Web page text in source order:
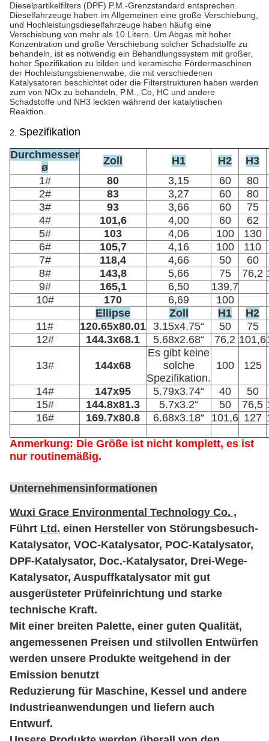
Dieselpartikelfilters (DPF) P.M.-Grenzstandard entsprechen.
Dieselfahrzeuge haben im Allgemeinen eine große Verschiebung,
und Hochleistungsdieselfahrzeuge haben häufig eine
Verschiebung von mehr als 10 Litern. Um Abgas mit hoher
Konzentration und große Verschiebung solcher Schadstoffe zu
behandeln, ist es notwendig ein Behandlungssystem mit großer,
hoher Spezifikation zu bilden und keramische Fördermaschinen
der Hochleistungsbienenwabe, die mit verschiedenen
Katalysatoren beschichtet oder die Filterstrukturen haben werden
zum von NOx zu behandeln, P.M., Co, HC und andere
Schadstoffe und NH3 leckten während der katalytischen
Reaktion.
2. Spezifikation
Durchmesser
ø
Zoll H1 H2
H3
1#
80 3,15 60
80
2#
83 3,27 60
80
3#
93 3,66 60
75
4#
101,6 4,00 60
62
5#
103 4,06 100
130
6#
105,7 4,16 100
110
7#
118,4 4,66 50
60
8#
143,8 5,66 75 76,2
9#
165,1 6,50
139,7
10#
170 6,69
100
Ellipse
Zoll H1
H2
11#
120.65x80.01 3.15x4.75“ 50
75
12#
144.3x68.1 5.68x2.68“ 76,2 101,6
13# 144x68
Es gibt keine
solche
Spezifikation.
100 125
14# 147x95 5.79x3.74“ 40
50
15#
144.8x81.3 5.7x3.2“ 50 76,5
16#
169.7x80.8 6.68x3.18“ 101,6 127
Anmerkung: Die Größe ist nicht komplett, es ist
nur routinemäßig.
Unternehmensinformationen
Wuxi Grace Environmental Technology Co. ,
Führt Ltd. einen Hersteller von Störungsbesuch-
Katalysator, VOC-Katalysator, POC-Katalysator,
DPF-Katalysator, Doc.-Katalysator, Drei-Wege-
Katalysator, Auspuffkatalysator mit gut
ausgerüsteter Prüfeinrichtung und starke
technische Kraft.
Mit einer breiten Palette, einer guten Qualität,
angemessenen Preisen und stilvollen Entwürfen
werden unsere Produkte weitgehend in der
Emission benutzt
Reduzierung für Maschine, Kessel und andere
Industrieanwendungen und liefern auch
Entwurf.